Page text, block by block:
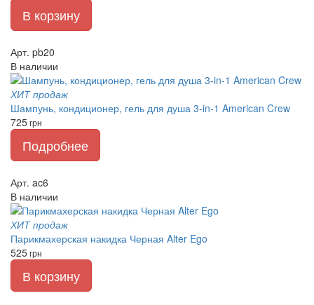
В корзину
Арт. pb20
В наличии
ХИТ продаж
Шампунь, кондиционер, гель для душа 3-in-1 American Crew
725грн
Подробнее
Арт. ac6
В наличии
ХИТ продаж
Парикмахерская накидка Черная Alter Ego
525грн
В корзину